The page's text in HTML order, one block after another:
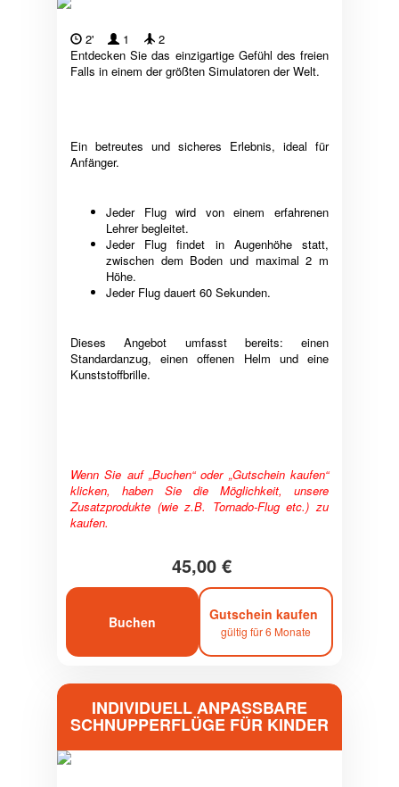
2' 1
2
Entdecken Sie das einzigartige Gefühl des freien
Falls in einem der größten Simulatoren der Welt.
Ein betreutes und sicheres Erlebnis, ideal für
Anfänger.
Jeder Flug wird von einem erfahrenen
Lehrer begleitet.
Jeder Flug findet in Augenhöhe statt,
zwischen dem Boden und maximal 2 m
Höhe.
Jeder Flug dauert 60 Sekunden.
Dieses Angebot umfasst bereits: einen
Standardanzug, einen offenen Helm und eine
Kunststoffbrille.
Wenn Sie auf „Buchen“ oder „Gutschein kaufen“
klicken, haben Sie die Möglichkeit, unsere
Zusatzprodukte (wie z.B. Tornado-Flug etc.) zu
kaufen.
45,00 €
Buchen Gutschein kaufen
gültig für 6 Monate
INDIVIDUELL ANPASSBARE
SCHNUPPERFLÜGE FÜR KINDER